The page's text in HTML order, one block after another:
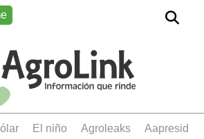
dólar el niño Agroleaks
aapresid